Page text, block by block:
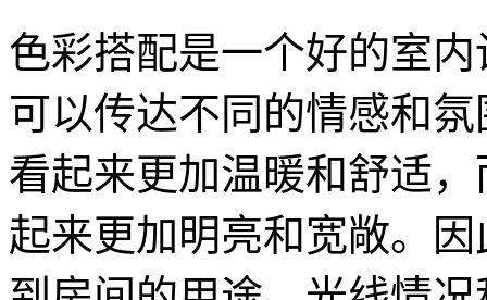
色彩搭配是一个好的室
可以传达不同的情感和
看起来更加温暖和舒适
起来更加明亮和宽敞。